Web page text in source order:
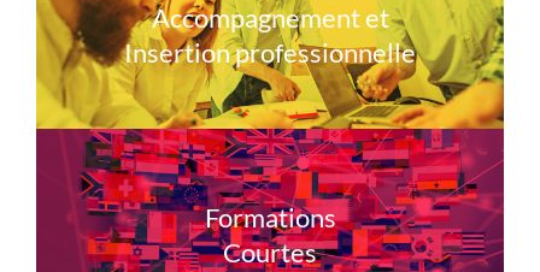
Accompagnement et
Insertion professionnelle
Formations
Courtes